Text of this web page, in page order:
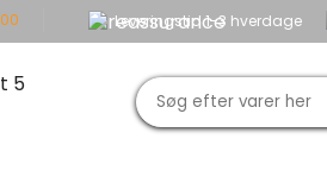
Leveringstid 1-3 hverdage